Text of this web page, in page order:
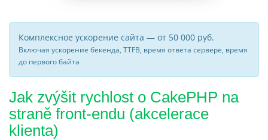
Комплексное ускорение сайта — от 50 000 руб.
Включая ускорение бекенда, TTFB, время ответа сервере, время
до первого байта
Jak zvýšit rychlost o CakePHP na
straně front-endu (akcelerace
klienta)